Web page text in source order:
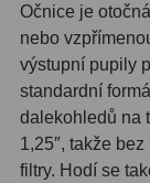
Ostatní
Seřízení22
Laserové
Optické
Očnice je
nebo
výstupní pupily
standardní
dalekohledů na
1,25″, takže
filtry. Hodí se